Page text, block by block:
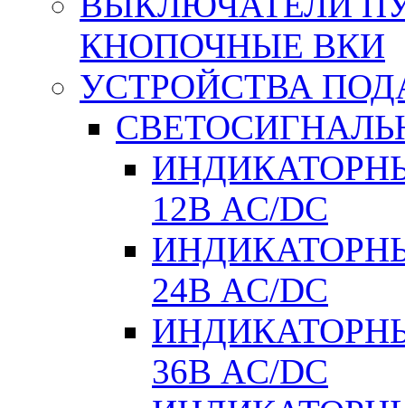
КНОПОЧНЫЕ ВКИ
УСТРОЙСТВА
12В AC/DC
24В AC/DC
36В AC/DC